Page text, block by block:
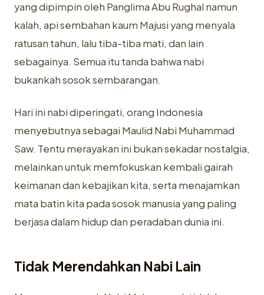
yang dipimpin oleh Panglima Abu Rughal namun
kalah, api sembahan kaum Majusi yang menyala
ratusan tahun, lalu tiba-tiba mati, dan lain
sebagainya. Semua itu tanda bahwa nabi
bukankah sosoksembarangan.
Hari ini nabi diperingati, orang Indonesia
menyebutnya sebagai Maulid Nabi Muhammad
Saw. Tentu merayakan ini bukan sekadar nostalgia,
melainkan untuk memfokuskan kembali gairah
keimanan dan kebajikan kita, serta menajamkan
mata batin kita pada sosok manusia yang paling
berjasa dalam hidup dan peradaban dunia ini.
Tidak Merendahkan Nabi Lain